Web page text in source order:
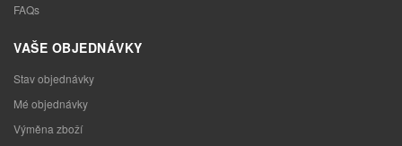
FAQs
VAŠE OBJEDNÁVKY
Stav objednávky
Mé objednávky
Výměna zboží